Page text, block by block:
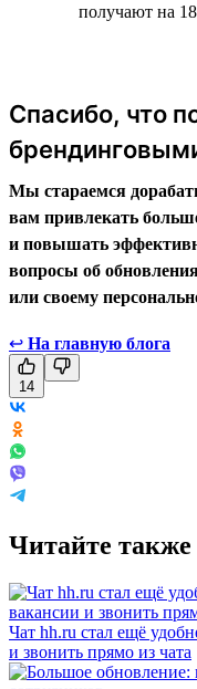
получают на
Спасибо, что
Мы стараемся
вам привлекать
и повышать
вопросы об
или своему
↩ На главную блога
14
Читайте также
Чат hh.ru стал ещё
и звонить прямо из чата